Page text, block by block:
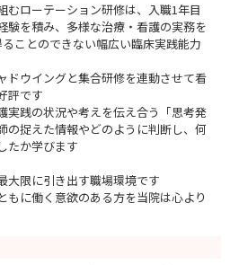
むローテーション研修は、入職1年目
験を積み、多様な治療・看護の実務を
ことのできない幅広い臨床実践能力
ドウイングと集合研修を連動させて看
評です
実践の状況や考えを伝え合う「思考発
の捉えた情報やどのように判断し、何
たか学びます
大限に引き出す職場環境です
もに働く意欲のある方を当院は心より